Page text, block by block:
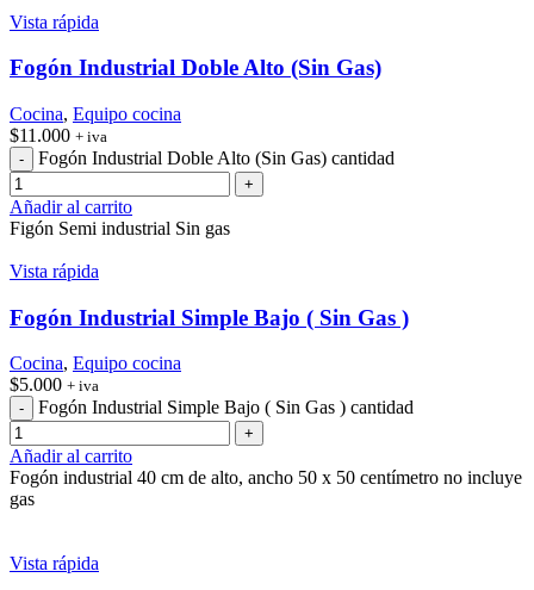
Vista rápida
Fogón Industrial Doble Alto (Sin Gas)
Cocina, Equipo cocina
$11.000 + iva
Fogón Industrial Doble Alto (Sin Gas) cantidad
Añadir al carrito
Figón Semi industrial Sin gas
Vista rápida
Fogón Industrial Simple Bajo ( Sin Gas )
Cocina, Equipo cocina
$5.000 + iva
Fogón Industrial Simple Bajo ( Sin Gas ) cantidad
Añadir al carrito
Fogón industrial 40 cm de alto, ancho 50 x 50 centímetro no incluye
gas
Vista rápida